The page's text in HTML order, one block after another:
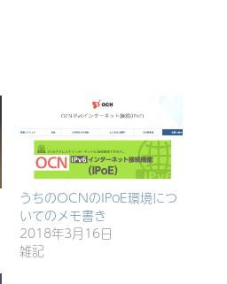
うちのOCNのIPoE環境につ
いてのメモ書き
2018年3月16日
雑記